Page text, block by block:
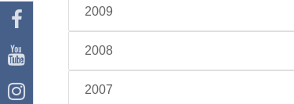
2009
2008
2007